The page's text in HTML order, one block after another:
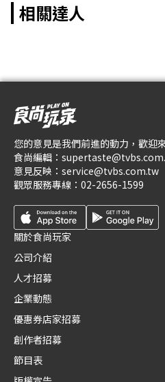
相關達人
您的意見是我們前進的動力，歡迎
食尚編輯：
意見反映： service@tvbs.com.tw
觀眾服務專線： 02-2656-1599
關於食尚玩家
公司介紹
人才招募
企業動態
優惠券店家招募
創作者招募
節目表